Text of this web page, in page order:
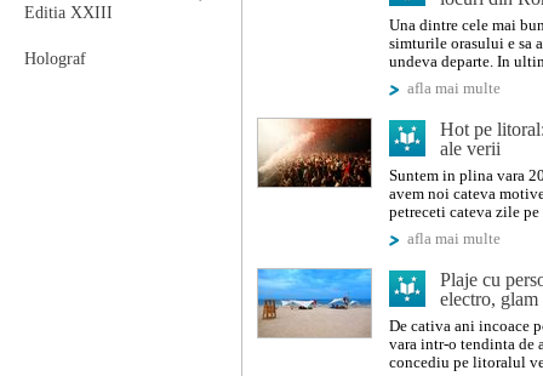
Editia XXIII
Holograf
Una dintre cele mai
simturile orasului e sa
undeva departe. In
afla mai multe
Hot pe
ale verii
Suntem in plina vara
avem noi cateva
petreceti cateva zile
afla mai multe
Plaje cu
electro, glam
De cativa ani incoace
vara intr-o tendinta de
concediu pe litoralul